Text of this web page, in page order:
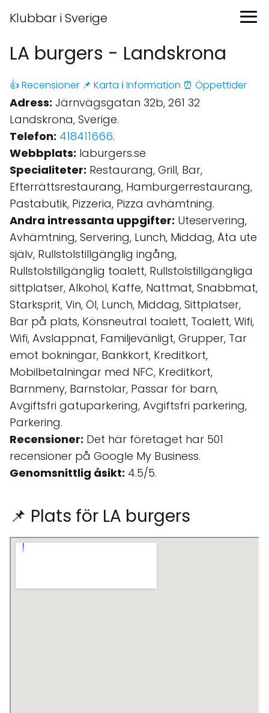
Klubbar i Sverige
LA burgers - Landskrona
👍 Recensioner 📌 Karta ℹ️ Information ⏰ Öppettider
Adress: Järnvägsgatan 32b, 261 32
Landskrona, Sverige.
Telefon: 418411666.
Webbplats: laburgers.se
Specialiteter: Restaurang, Grill, Bar,
Efterrättsrestaurang, Hamburgerrestaurang,
Pastabutik, Pizzeria, Pizza avhämtning.
Andra intressanta uppgifter: Uteservering,
Avhämtning, Servering, Lunch, Middag, Äta ute
själv, Rullstolstillgänglig ingång,
Rullstolstillgänglig toalett, Rullstolstillgängliga
sittplatser, Alkohol, Kaffe, Nattmat, Snabbmat,
Starksprit, Vin, Öl, Lunch, Middag, Sittplatser,
Bar på plats, Könsneutral toalett, Toalett, Wifi,
Wifi, Avslappnat, Familjevänligt, Grupper, Tar
emot bokningar, Bankkort, Kreditkort,
Mobilbetalningar med NFC, Kreditkort,
Barnmeny, Barnstolar, Passar för barn,
Avgiftsfri gatuparkering, Avgiftsfri parkering,
Parkering.
Recensioner: Det här företaget har 501
recensioner på Google My Business.
Genomsnittlig åsikt: 4.5/5.
📌 Plats för LA burgers